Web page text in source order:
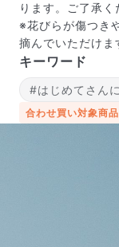
届いたお花に
もし届いたお花
ります。ご了承く
※花びらが傷つき
摘んでいただけま
キーワード
#はじめてさん
合わせ買い対象商品